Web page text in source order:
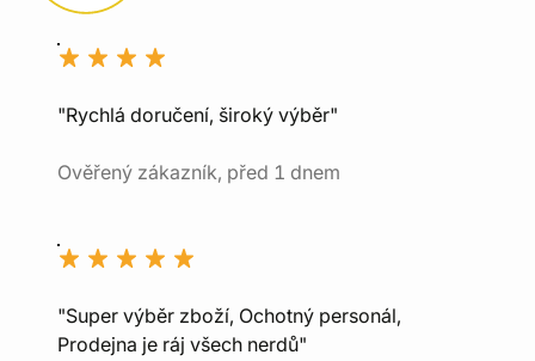
"Rychlá doručení, široký výběr"
Ověřený zákazník, před 1 dnem
"Super výběr zboží, Ochotný personál,
Prodejna je ráj všech nerdů"